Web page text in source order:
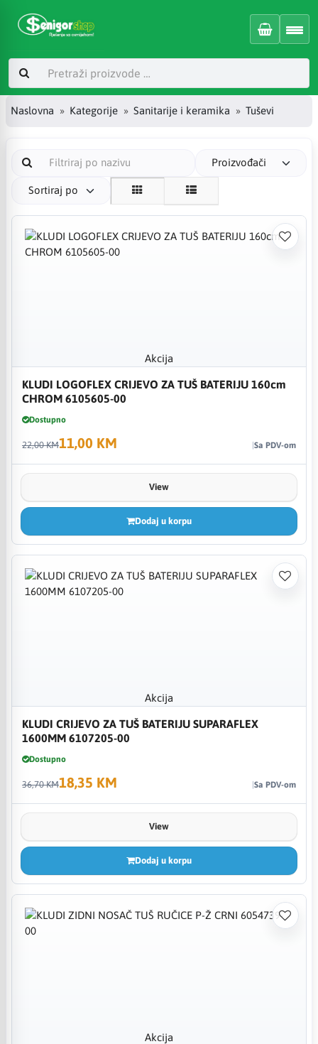
Naslovna Kategorije Sanitarije i keramika Tuševi
Proizvođači
Sortiraj po
Akcija
KLUDI LOGOFLEX CRIJEVO ZA TUŠ BATERIJU 160cm
CHROM 6105605-00
Dostupno
22,00 KM11,00 KM Sa PDV-om
View
Dodaj u korpu
Akcija
KLUDI CRIJEVO ZA TUŠ BATERIJU SUPARAFLEX
1600MM 6107205-00
Dostupno
36,70 KM18,35 KM Sa PDV-om
View
Dodaj u korpu
Akcija